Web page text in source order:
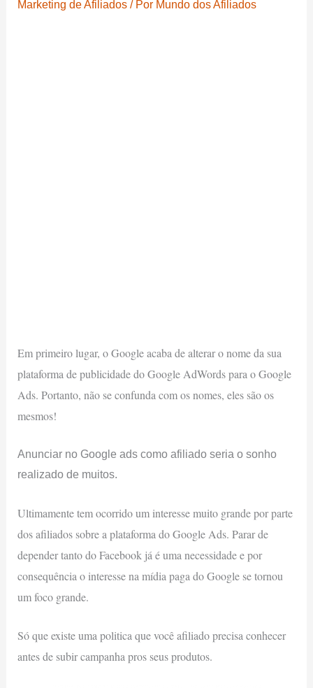
Marketing de Afiliados/ Por Mundo dos Afiliados
Em primeiro lugar, o Google acaba de alterar o nome da sua
plataforma de publicidade do Google AdWords para o Google
Ads. Portanto, não se confunda com os nomes, eles são os
mesmos!
Anunciar no Google ads como afiliado seria o sonho
realizado de muitos.
Ultimamente tem ocorrido um interesse muito grande por parte
dos afiliados sobre a plataforma do Google Ads. Parar de
depender tanto do Facebook já é uma necessidade e por
consequência o interesse na mídia paga do Google se tornou
um foco grande.
Só que existe uma politica que você afiliado precisa conhecer
antes de subir campanha pros seus produtos.